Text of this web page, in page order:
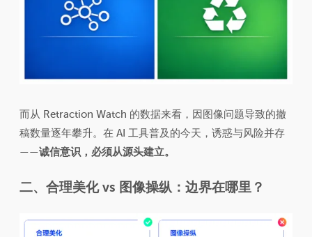
而从 Retraction Watch 的数据来看，因图像问题导致的撤
稿数量逐年攀升。在 AI 工具普及的今天，诱惑与风险并存
——诚信意识，必须从源头建立。
二、合理美化 vs 图像操纵：边界在哪里？